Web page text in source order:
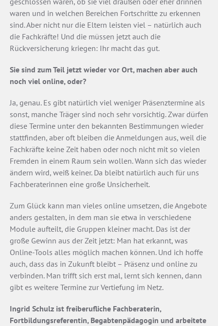
waren und in welchen Bereichen Fortschritte zu erkennen
sind. Aber nicht nur die Eltern leisten viel – natürlich auch
die Fachkräfte! Und die müssen jetzt auch die
Rückversicherung kriegen: Ihr macht das gut.
Sie sind zum Teil jetzt wieder vor Ort, machen aber auch
noch viel online, oder?
Ja, genau. Es gibt natürlich viel weniger Präsenztermine als
sonst, manche Träger sind noch sehr vorsichtig. Zwar dürfen
diese Termine unter den bekannten Bestimmungen wieder
stattfinden, aber oft bleiben die Anmeldungen aus, weil die
Fachkräfte keine Zeit haben oder noch nicht mit so vielen
Fremden in einem Raum sein wollen. Wann sich das wieder
ändern wird, weiß keiner. Da bleibt natürlich auch für uns
Fachberaterinnen eine große Unsicherheit.
Zum Glück kann man vieles online umsetzen, die Angebote
anders gestalten, in dem man sie etwa in verschiedene
Module aufteilt, die Gruppen kleiner macht. Das ist der
große Gewinn aus der Zeit jetzt: Man hat erkannt, was
Online-Tools alles möglich machen können. Und ich hoffe
auch, dass das in Zukunft bleibt – Präsenz und online zu
verbinden. Man trifft sich erst mal, lernt sich kennen, dann
gibt es weitere Termine zur Vertiefung im Netz.
Ingrid Schulz ist freiberufliche Fachberaterin,
Fortbildungsreferentin, Begabtenpädagogin und arbeitete